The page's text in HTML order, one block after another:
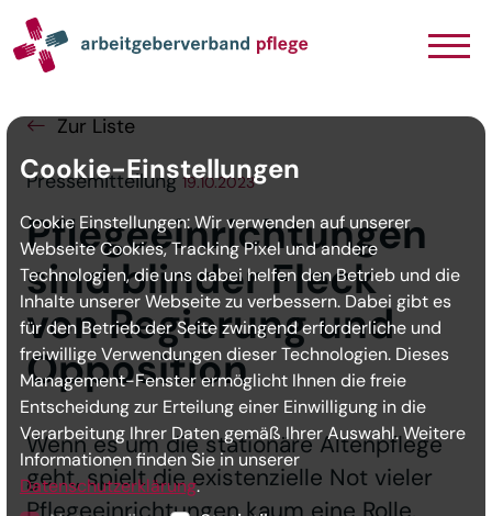
Navigation
Inhalt
Seitenabschluss
Zur Liste
Pressemitteilung19.10.2023
Pflegeeinrichtungen
sind blinder Fleck
von Regierung und
Opposition
Wenn es um die stationäre Altenpflege
geht, spielt die existenzielle Not vieler
Cookie-Einstellungen
Cookie Einstellungen: Wir verwenden auf unserer
Webseite Cookies, Tracking Pixel und andere
Technologien, die uns dabei helfen den Betrieb und die
Inhalte unserer Webseite zu verbessern. Dabei gibt es
für den Betrieb der Seite zwingend erforderliche und
freiwillige Verwendungen dieser Technologien. Dieses
Management-Fenster ermöglicht Ihnen die freie
Entscheidung zur Erteilung einer Einwilligung in die
Verarbeitung Ihrer Daten gemäß Ihrer Auswahl. Weitere
Informationen finden Sie in unserer
Datenschutzerklärung.